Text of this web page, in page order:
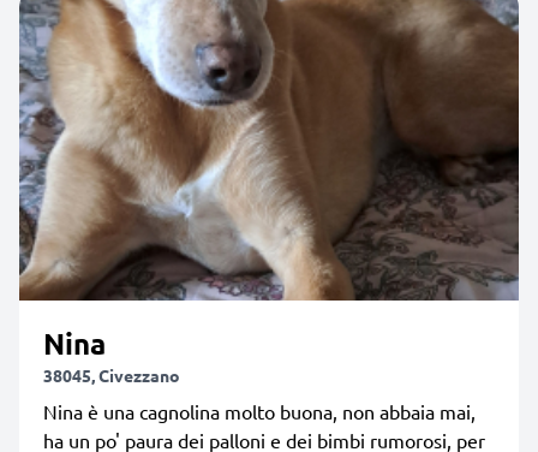
Nina
38045, Civezzano
Nina è una cagnolina molto buona, non abbaia mai,
ha un po' paura dei palloni e dei bimbi rumorosi, per